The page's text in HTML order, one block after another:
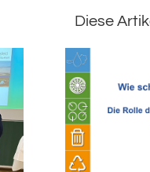
Diese